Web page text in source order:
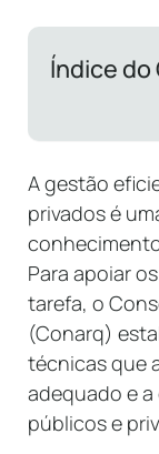
Índice
A gestão
privados é
Para apoiar
tarefa, o
(Conarq)
técnicas que
adequado e
públicos e